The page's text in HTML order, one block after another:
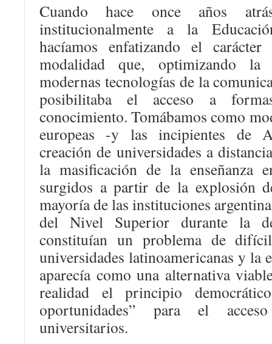
Cuando hace once años atrás
institucionalmente a la
hacíamos enfatizando el
modalidad que, optimizando
modernas tecnologías de la
posibilitaba el acceso a
conocimiento. Tomábamos como
europeas -y las incipientes de
creación de universidades a
la masificación de la enseñanza
surgidos a partir de la explosión
mayoría de las instituciones
del Nivel Superior durante la
constituían un problema de
universidades latinoamericanas y la
aparecía como una alternativa
realidad el principio
oportunidades” para el
universitarios.